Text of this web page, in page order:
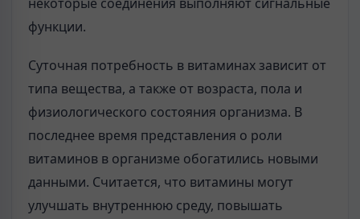
функции.
Суточная потребность в витаминах зависит от
типа вещества, а также от возраста, пола и
физиологического состояния организма. В
последнее время представления о роли
витаминов в организме обогатились новыми
данными. Считается, что витамины могут
улучшать внутреннюю среду, повышать